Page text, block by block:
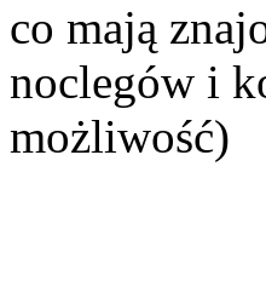
co mają
noclegów i
możliwość)